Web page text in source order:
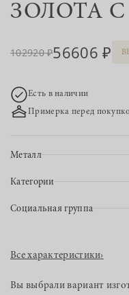
ЗОЛОТА
102920 56606
Есть в наличии
Примерка перед
Металл
Категории
Социальная группа
Все характеристики›
Вы выбрали вариант